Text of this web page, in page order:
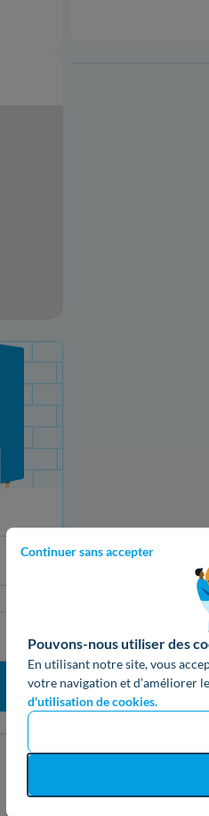
Continuer sans accepter
Pouvons-nous utiliser des
En utilisant notre site, vous
votre navigation et d’améliorer
d'utilisation de cookies.
Recevez